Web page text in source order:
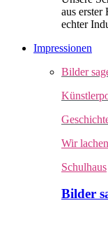
aus erster
echter
Impressionen
Bilder
Wir
Schulhaus
Bilder